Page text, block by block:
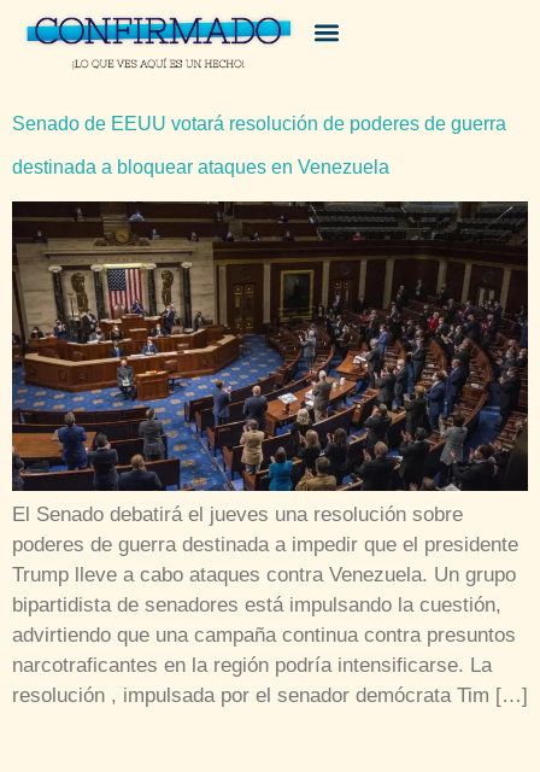
Senado de EEUU votará resolución de poderes de guerra
destinada a bloquear ataques en Venezuela
El Senado debatirá el jueves una resolución sobre
poderes de guerra destinada a impedir que el presidente
Trump lleve a cabo ataques contra Venezuela. Un grupo
bipartidista de senadores está impulsando la cuestión,
advirtiendo que una campaña continua contra presuntos
narcotraficantes en la región podría intensificarse. La
resolución , impulsada por el senador demócrata Tim […]